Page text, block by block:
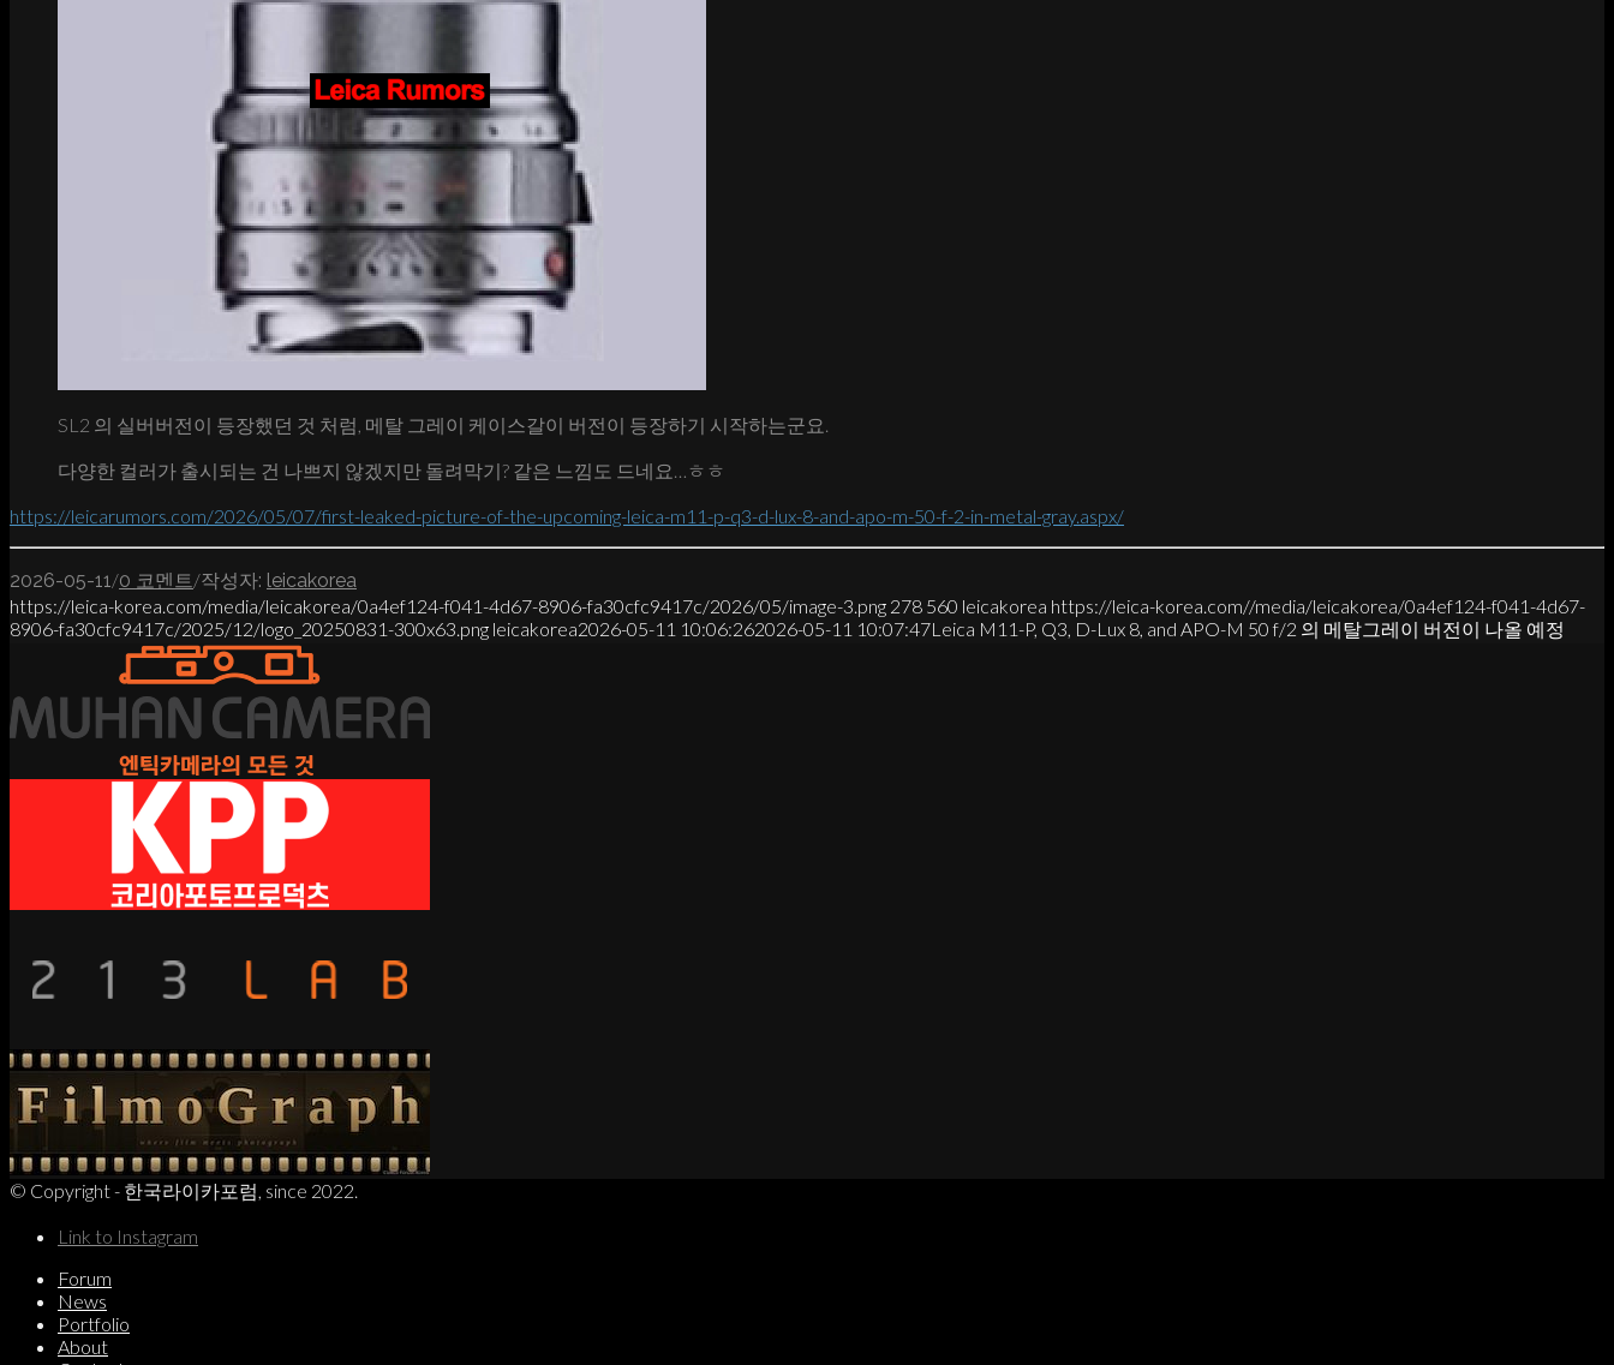
SL2 의 실버버전이 등장했던 것 처럼, 메탈 그레이 케이스갈이 버전이 등장하기 시작하는군요.
다양한 컬러가 출시되는 건 나쁘지 않겠지만 돌려막기? 같은 느낌도 드네요…ㅎㅎ
https://leicarumors.com/2026/05/07/first-leaked-picture-of-the-upcoming-leica-m11-p-q3-d-lux-8-and-apo-m-50-f-2-in-metal-gray.aspx/
2026-05-11 /0 코멘트 /작성자: leicakorea
https://leica-korea.com/media/leicakorea/0a4ef124-f041-4d67-8906-fa30cfc9417c/2026/05/image-3.png 278 560 leicakorea https://leica-korea.com//media/leicakorea/0a4ef124-f041-4d67-
8906-fa30cfc9417c/2025/12/logo_20250831-300x63.png leicakorea2026-05-11 10:06:262026-05-11 10:07:47Leica M11-P, Q3, D-Lux 8, and APO-M 50 f/2 의 메탈그레이 버전이 나올 예정
© Copyright - 한국라이카포럼, since 2022.
Link to Instagram
Forum
News
Portfolio
About